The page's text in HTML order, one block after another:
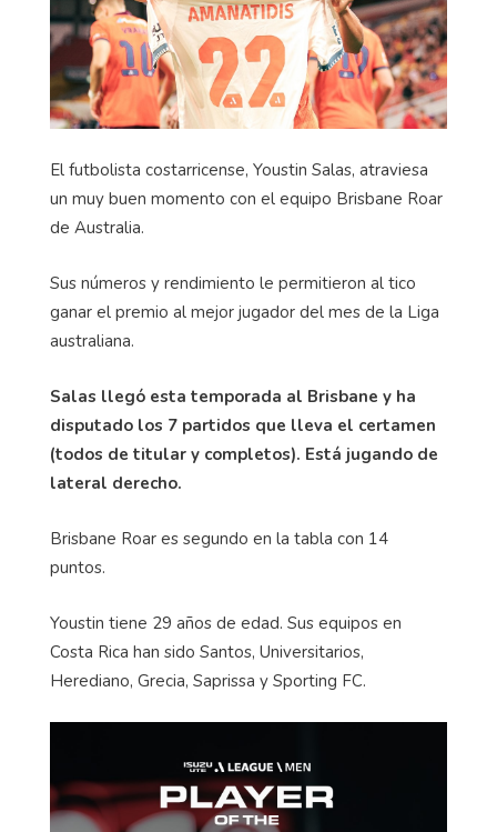
El futbolista costarricense, Youstin Salas, atraviesa
un muy buen momento con el equipo Brisbane Roar
de Australia.
Sus números y rendimiento le permitieron al tico
ganar el premio al mejor jugador del mes de la Liga
australiana.
Salas llegó esta temporada al Brisbane y ha
disputado los 7 partidos que lleva el certamen
(todos de titular y completos). Está jugando de
lateral derecho.
Brisbane Roar es segundo en la tabla con 14
puntos.
Youstin tiene 29 años de edad. Sus equipos en
Costa Rica han sido Santos, Universitarios,
Herediano, Grecia, Saprissa y Sporting FC.